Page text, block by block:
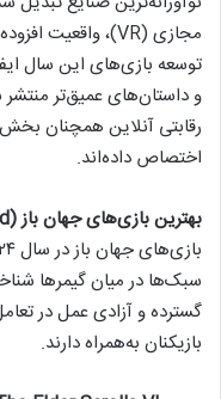
مجازی (VR)، واقعیت افزوده (AR)، و
توسعه بازی‌های این سال
و داستان‌های عمیق‌تر منتشر
رقابتی آنلاین همچنان
اختصاص داده‌اند.
بهترین بازی‌های جهان باز (Open World) ۲۰۲۴
سبک‌ها در میان گیمرها
گسترده و آزادی عمل در
بازیکنان به‌همراه دارند.